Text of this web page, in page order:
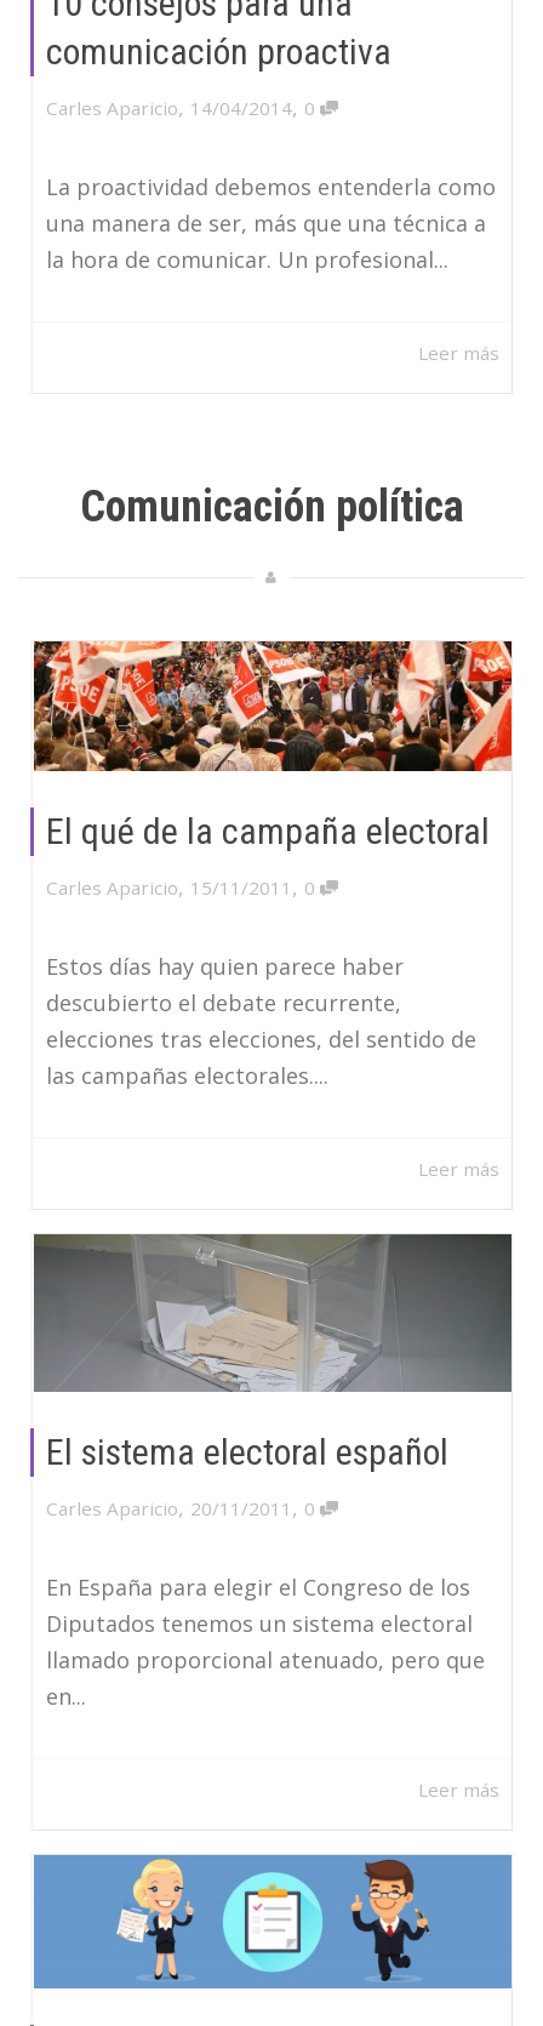
comunicación proactiva
Carles Aparicio, 14/04/2014, 0
La proactividad debemos entenderla como
una manera de ser, más que una técnica a
la hora de comunicar. Un profesional...
Leer más
Comunicación política
El qué de la campaña electoral
Carles Aparicio, 15/11/2011 , 0
Estos días hay quien parece haber
descubierto el debate recurrente,
elecciones tras elecciones, del sentido de
las campañas electorales....
Leer más
El sistema electoral español
Carles Aparicio, 20/11/2011 , 0
En España para elegir el Congreso de los
Diputados tenemos un sistema electoral
llamado proporcional atenuado, pero que
en...
Leer más